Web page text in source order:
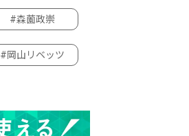
#森薗政崇
#岡山リベッツ